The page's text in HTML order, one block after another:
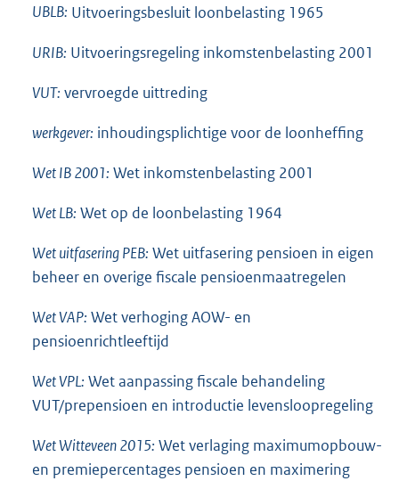
UBLB: Uitvoeringsbesluit loonbelasting 1965
URIB: Uitvoeringsregeling inkomstenbelasting 2001
VUT: vervroegde uittreding
werkgever: inhoudingsplichtige voor de loonheffing
Wet IB 2001: Wet inkomstenbelasting 2001
Wet LB: Wet op de loonbelasting 1964
Wet uitfasering PEB: Wet uitfasering pensioen in eigen
beheer en overige fiscale pensioenmaatregelen
Wet VAP: Wet verhoging AOW- en
pensioenrichtleeftijd
Wet VPL: Wet aanpassing fiscale behandeling
VUT/prepensioen en introductie levensloopregeling
Wet Witteveen 2015: Wet verlaging maximumopbouw-
en premiepercentages pensioen en maximering